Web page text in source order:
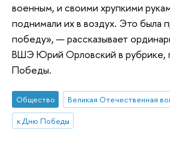
военным, и своими хрупкими
поднимали их в воздух. Это была
победу», — рассказывает
ВШЭ Юрий Орловский в рубрике,
Победы.
Общество Великая Отечественная
к Дню Победы